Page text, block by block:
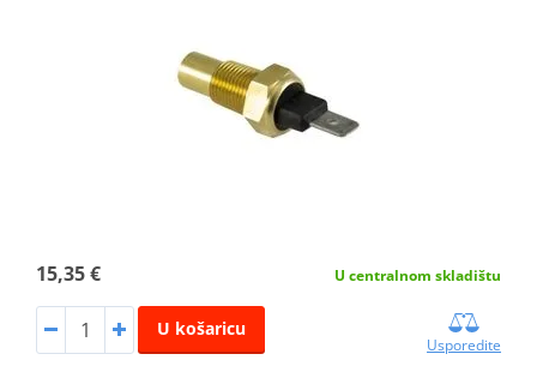
15,35 € U centralnom skladištu
U košaricu
Usporedite